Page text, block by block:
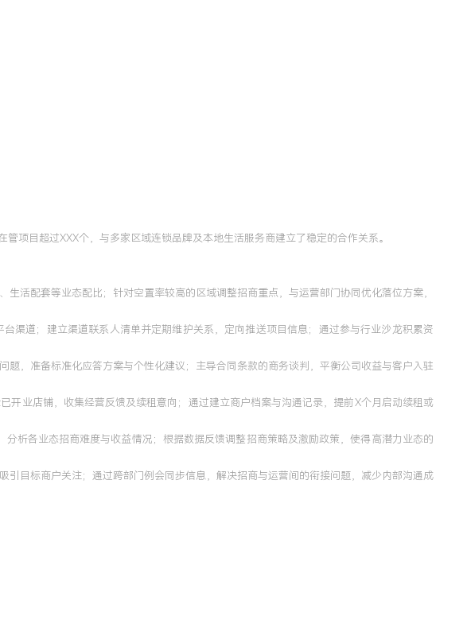
项目超过XXX个，与多家区域连锁品牌及本地生活服务商建立了稳定的合作关系。
活配套等业态配比；针对空置率较高的区域调整招商重点，与运营部门协同优化落位方案，
渠道；建立渠道联系人清单并定期维护关系，定向推送项目信息；通过参与行业沙龙积累资
，准备标准化应答方案与个性化建议；主导合同条款的商务谈判，平衡公司收益与客户入驻
业店铺，收集经营反馈及续租意向；通过建立商户档案与沟通记录，提前X个月启动续租或
析各业态招商难度与收益情况；根据数据反馈调整招商策略及激励政策，使得高潜力业态的
目标商户关注；通过跨部门例会同步信息，解决招商与运营间的衔接问题，减少内部沟通成